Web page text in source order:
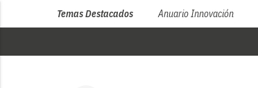
Temas Destacados Anuario Innovación